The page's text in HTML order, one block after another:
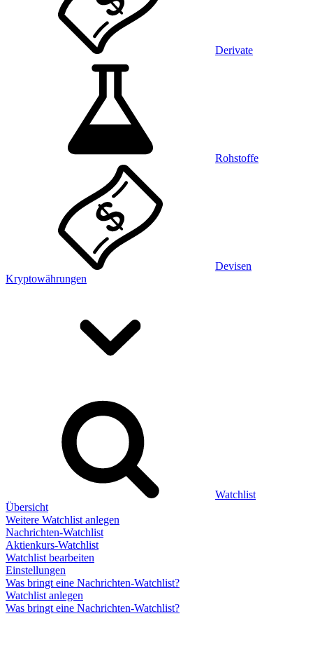
Derivate
Rohstoffe
Devisen
Kryptowährungen
Watchlist
Übersicht
Weitere Watchlist anlegen
Nachrichten-Watchlist
Aktienkurs-Watchlist
Watchlist bearbeiten
Einstellungen
Was bringt eine Nachrichten-Watchlist?
Watchlist anlegen
Was bringt eine Nachrichten-Watchlist?